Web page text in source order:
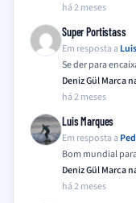
há 2 meses
Super Portistass
Em resposta a
Se der para
Deniz Gül Marca
há 2 meses
Luis Marques
Em resposta a
Bom mundial
Deniz Gül Marca
há 2 meses